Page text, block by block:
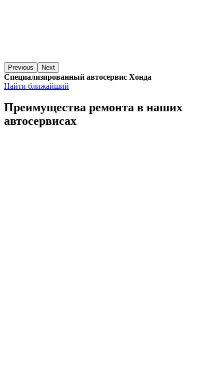
Previous Next
Специализированный автосервис Хонда
Найти ближайший
Преимущества ремонта в наших
автосервисах